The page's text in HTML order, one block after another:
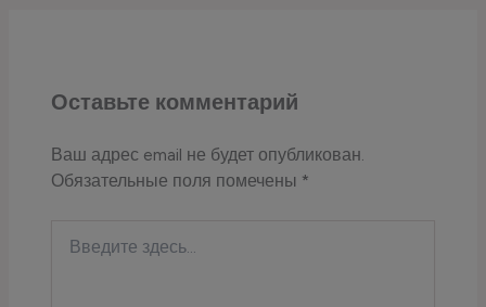
Оставьте комментарий
Ваш адрес email не будет опубликован.
Обязательные поля помечены *
здесь...